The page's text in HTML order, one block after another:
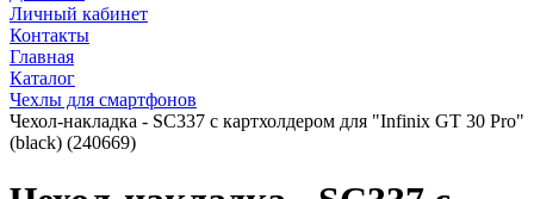
Личный кабинет
Контакты
Главная
Каталог
Чехлы для смартфонов
Чехол-накладка - SC337 с картхолдером для "Infinix GT 30 Pro"
(black) (240669)